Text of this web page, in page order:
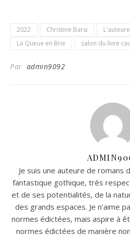
2022 Christine Barsi
La Queue en Brie
salon du livre
Par admin9092
Je suis une auteure de romans
fantastique gothique, très
et de ses potentialités, de la
des grands espaces. Je n’aime
normes édictées, mais aspire à
normes édictées de manière